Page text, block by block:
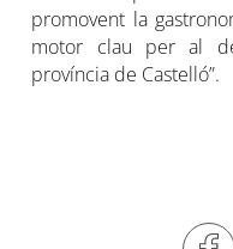
promovent la
motor clau per al
província de Castelló”.